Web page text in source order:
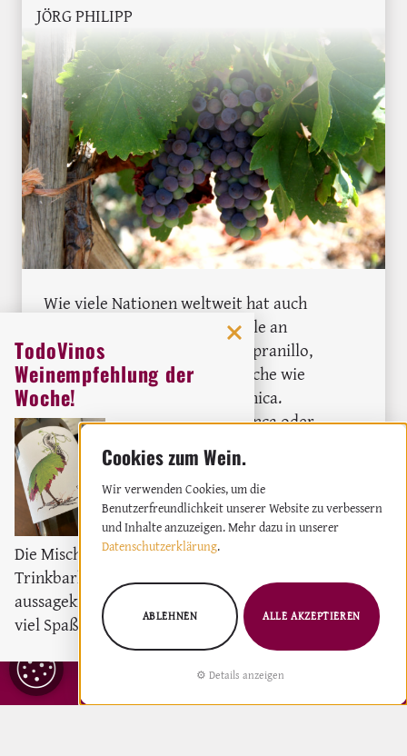
COOKIE
EINSTELLUNGEN
JÖRG PHILIPP
Wie viele Nationen weltweit hat auch
Spanien eine unglaubliche Fülle an
Rebsorten. Bekannte wie Tempranillo,
Garnacha oder Verdejo. Typische wie
Albariño oder Malvasía volcánica.
Unbekannte wie Pámpana blanca oder
Vidadillo de Almonacid.
Weiterlesen
: Rebsorten total
ZUM NEWSLETTER ANMELDEN
TodoVinos
Weinempfehlung der
Woche!
Orig
Weingut:Miquel Oliver
Weißwein
2023
Die Mischung aus moderne
Trinkbarkeit und
aussagekräftigem Wein macht
viel Spaß und hält bei Laune.
Wir verwenden Cookies, um die
Benutzerfreundlichkeit unserer Website zu verbessern
und Inhalte anzuzeigen. Mehr dazu in unserer
Datenschutzerklärung.
Details anzeigen
ABLEHNEN ALLE AKZEPTIEREN